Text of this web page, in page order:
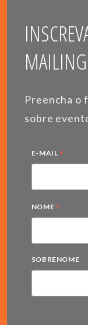
Preencha o
sobre
E-MAIL *
NOME *
SOBRENOME